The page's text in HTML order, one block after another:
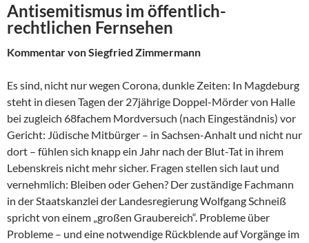
Antisemitismus im öffentlich-
rechtlichen Fernsehen
Kommentar von Siegfried Zimmermann
Es sind, nicht nur wegen Corona, dunkle Zeiten: In Magdeburg
steht in diesen Tagen der 27jährige Doppel-Mörder von Halle
bei zugleich 68fachem Mordversuch (nach Eingeständnis) vor
Gericht: Jüdische Mitbürger – in Sachsen-Anhalt und nicht nur
dort – fühlen sich knapp ein Jahr nach der Blut-Tat in ihrem
Lebenskreis nicht mehr sicher. Fragen stellen sich laut und
vernehmlich: Bleiben oder Gehen? Der zuständige Fachmann
in der Staatskanzlei der Landesregierung Wolfgang Schneiß
spricht von einem „großen Graubereich“. Probleme über
Probleme – und eine notwendige Rückblende auf Vorgänge im